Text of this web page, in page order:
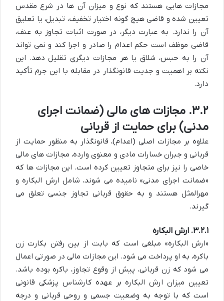
مجازات هایی هستند که نوع و میزان آن ها در شرع مقدس
تعیین شده و قاضی هیچ گونه اختیار تخفیف، تبدیل، یا تعلیق
آن را ندارد. به عبارت دیگر، در صورت اثبات تجاوز به عنف،
قاضی موظف است حکم اعدام را صادر و اجرا کند و نمی تواند
آن را به حبس، شلاق یا هر مجازات دیگری تقلیل دهد. این
نکته بر اهمیت و جدیت قانونگذار در مقابله با این جرم تأکید
دارد.
۳.۲. مجازات های مالی (ضمانت اجرای
مدنی) برای حمایت از قربانی
علاوه بر مجازات اصلی (اعدام)، قانونگذار به منظور حمایت از
قربانی و جبران خسارات مادی و معنوی وارده، مجازات های مالی
خاصی را نیز برای متجاوز تعیین کرده است. این مجازات ها که
«ضمانت اجرای مدنی» نامیده می شوند، شامل ارش البکاره و
مهرالمثل هستند و به حقوق قربانی تجاوز جنسی تعلق می
گیرند.
۳.۲.۱. ارش البکاره
«ارش البکاره» مبلغی است که بابت از بین رفتن بکارت زن
باکره، به او پرداخت می شود. این مجازات مالی در صورتی اعمال
می شود که زن قربانی، پیش از وقوع تجاوز، باکره بوده باشد.
تعیین میزان ارش البکاره بر عهده کارشناس پزشکی قانونی
است که با توجه به وضعیت جسمی و روحی قربانی و درجه